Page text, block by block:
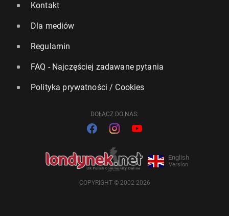
Kontakt
Dla mediów
Regulamin
FAQ - Najczęściej zadawane pytania
Polityka prywatności / Cookies
DOŁĄCZ DO NAS:
English
Version
COPYRIGHT © 2002-2026